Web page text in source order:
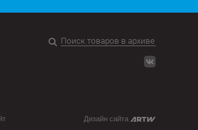
Дизайн сайта